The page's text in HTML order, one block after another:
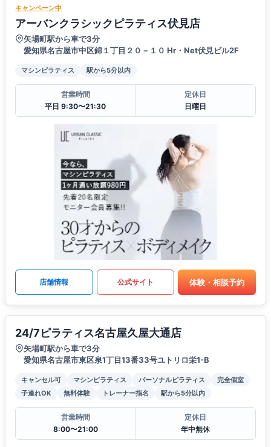
キャンペーン中
アーバンクラシックピラティス伏見店
矢場町駅から車で3分
愛知県名古屋市中区錦１丁目２０－１０ Hr・Net伏見ビル2F
マシンピラティス 駅から5分以内
営業時間
平日 9:30〜21:30
定休日
日曜日
店舗情報 公式サイト 体験・相談予約
24/7ピラティス名古屋久屋大通店
矢場町駅から車で3分
愛知県名古屋市東区泉1丁目13番33号ユトリロ栄1-B
キャンセル可 マシンピラティス パーソナルピラティス
完全個室
子連れOK
無料体験 トレーナー指名 駅から5分以内
営業時間
8:00〜21:00
定休日
年中無休